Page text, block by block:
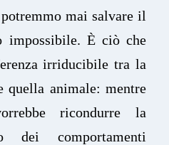
mai salvare il
impossibile. È ciò che
irriducibile tra la
quella animale: mentre
ricondurre la
dei comportamenti